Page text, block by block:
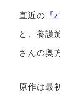
直近の 『
と、養護
さんの奥
原作は最